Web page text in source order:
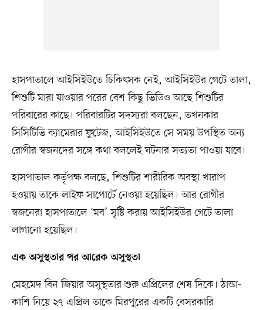
হাসপাতালে আইসিইউতে চিকিৎসক নেই, আইসিইউর গেটে তালা,
শিশুটি মারা যাওয়ার পরের বেশ কিছু ভিডিও আছে শিশুটির
পরিবারের কাছে। পরিবারটির সদস্যরা বলছেন, তখনকার
সিসিটিভি ক্যামেরার ফুটেজ, আইসিইউতে সে সময় উপস্থিত অন্য
রোগীর স্বজনদের সঙ্গে কথা বললেই ঘটনার সত্যতা পাওয়া যাবে।
হাসপাতাল কর্তৃপক্ষ বলছে, শিশুটির শারীরিক অবস্থা খারাপ
হওয়ায় তাকে লাইফ সাপোর্টে নেওয়া হয়েছিল। আর রোগীর
স্বজনেরা হাসপাতালে ‘মব’ সৃষ্টি করায় আইসিইউর গেটে তালা
লাগানো হয়েছিল।
এক অসুস্থতার পর আরেক অসুস্থতা
মেহমেদ বিন জিয়ার অসুস্থতার শুরু এপ্রিলের শেষ দিকে। ঠান্ডা-
কাশি নিয়ে ২৭ এপ্রিল তাকে মিরপুরের একটি বেসরকারি